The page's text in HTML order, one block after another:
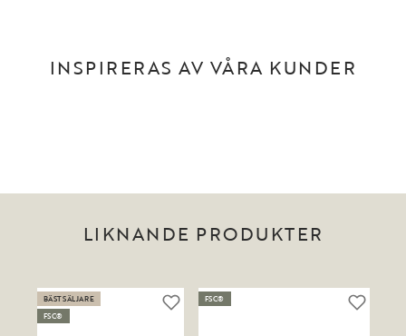
INSPIRERAS AV VÅRA KUNDER
LIKNANDE PRODUKTER
BÄSTSÄLJARE
FSC®
FSC®